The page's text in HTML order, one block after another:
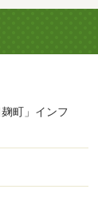
麹町」インフ